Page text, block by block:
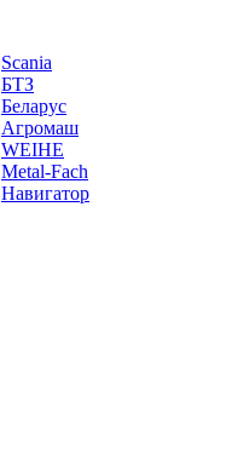
БТЗ
Беларус
Агромаш
WEIHE
Metal-Fach
Навигатор